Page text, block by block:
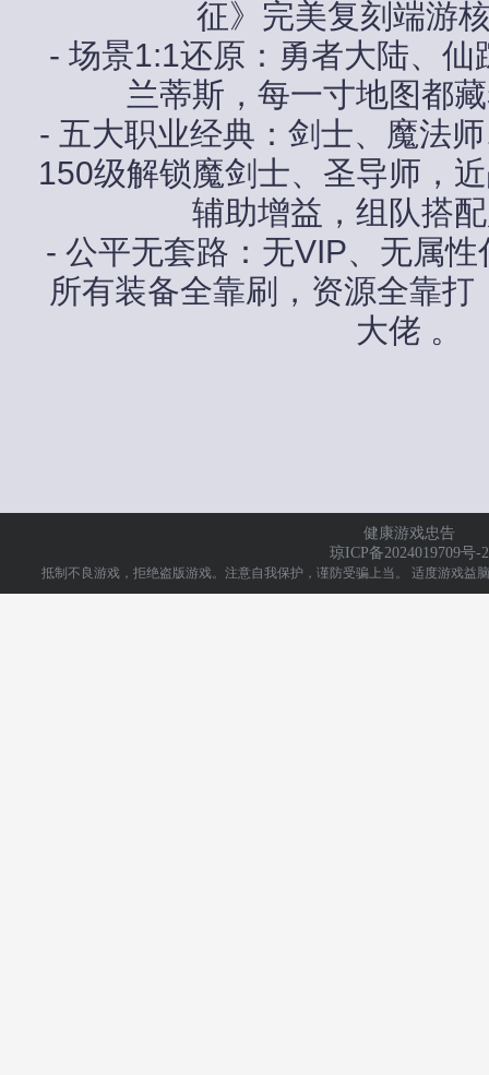
征》完美复刻端游
- 场景1:1还原：勇者大陆、仙
兰蒂斯，每一寸地图都
- 五大职业经典：剑士、魔法
150级解锁魔剑士、圣导师，
辅助增益，组队搭
- 公平无套路：无VIP、无属
所有装备全靠刷，资源全靠
大佬 。
健康游戏忠告
琼ICP备2024019709号-2
抵制不良游戏，拒绝盗版游戏。注意自我保护，谨防受骗上当。 适度游戏益